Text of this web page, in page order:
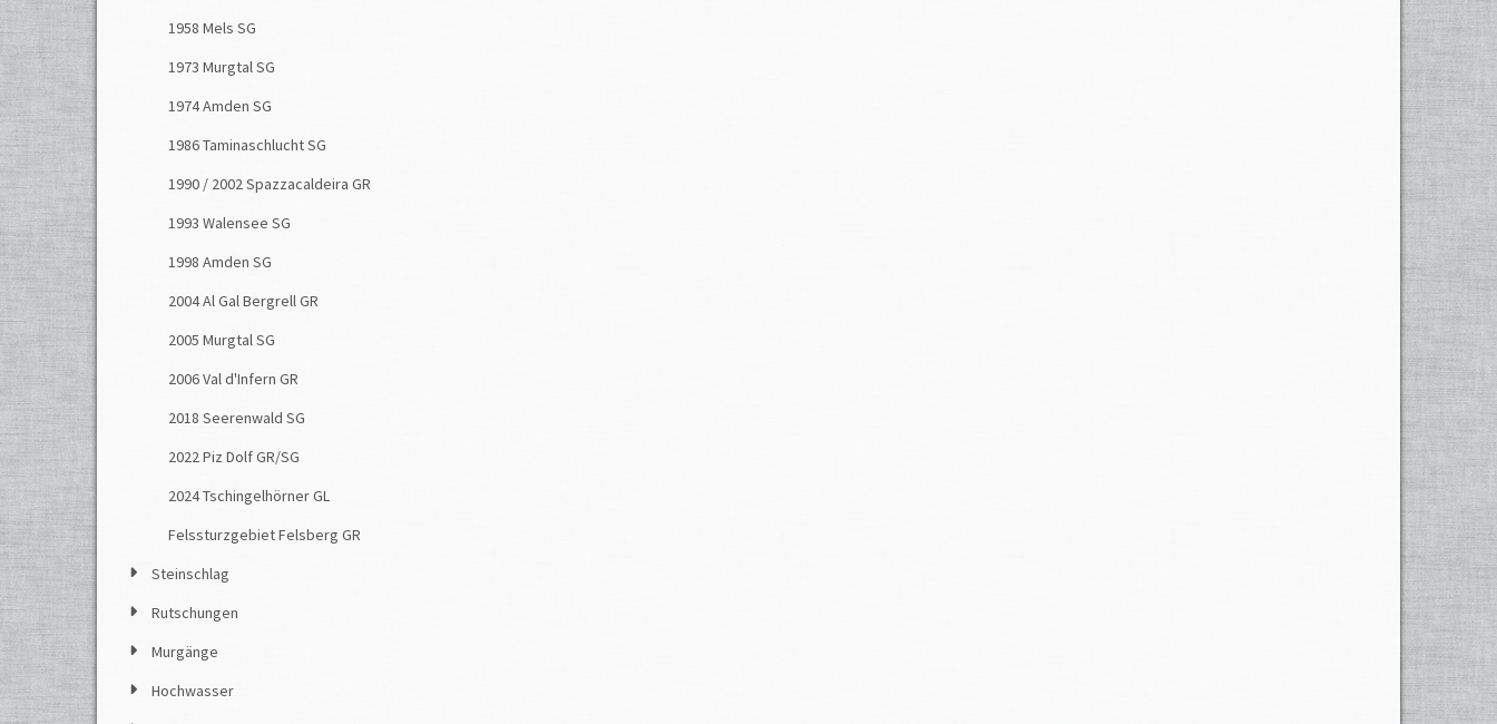
1958 Mels SG
1973 Murgtal SG
1974 Amden SG
1986 Taminaschlucht SG
1990 / 2002 Spazzacaldeira GR
1993 Walensee SG
1998 Amden SG
2004 Al Gal Bergrell GR
2005 Murgtal SG
2006 Val d'Infern GR
2018 Seerenwald SG
2022 Piz Dolf GR/SG
2024 Tschingelhörner GL
Felssturzgebiet Felsberg GR
Steinschlag
Rutschungen
Murgänge
Hochwasser